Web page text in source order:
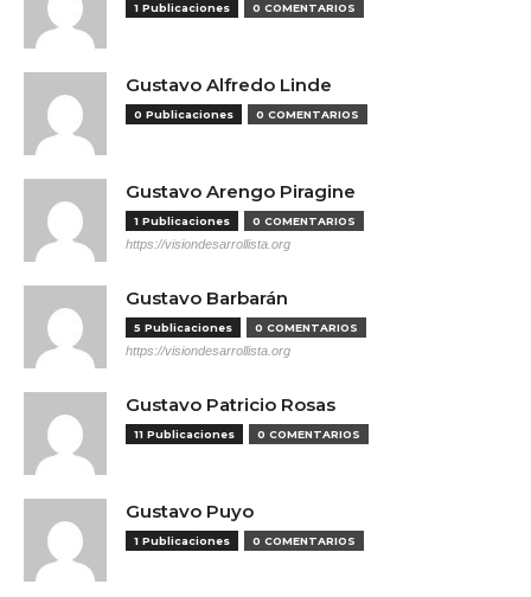
1 Publicaciones 0 COMENTARIOS
Gustavo Alfredo Linde
0 Publicaciones 0 COMENTARIOS
Gustavo Arengo Piragine
1 Publicaciones 0 COMENTARIOS
https://visiondesarrollista.org
Gustavo Barbarán
5 Publicaciones 0 COMENTARIOS
https://visiondesarrollista.org
Gustavo Patricio Rosas
11 Publicaciones 0 COMENTARIOS
Gustavo Puyo
1 Publicaciones 0 COMENTARIOS